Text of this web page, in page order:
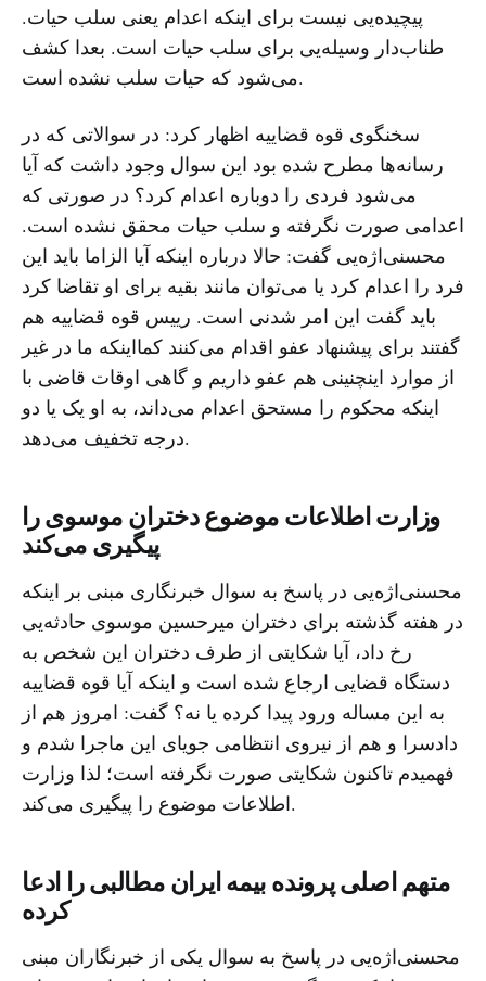
پیچیده‌یی نیست برای اینکه اعدام یعنی سلب حیات.
طناب‌دار وسیله‌یی برای سلب حیات است. بعدا کشف
می‌شود که حیات سلب نشده است.
سخنگوی قوه قضاییه اظهار کرد: در سوالاتی که در
رسانه‌ها مطرح شده بود این سوال وجود داشت که آیا
می‌شود فردی را دوباره اعدام کرد؟ در صورتی که
اعدامی صورت نگرفته و سلب حیات محقق نشده است.
محسنی‌اژه‌یی گفت: حالا درباره اینکه آیا الزاما باید این
فرد را اعدام کرد یا می‌توان مانند بقیه برای او تقاضا کرد
باید گفت این امر شدنی است. رییس قوه قضاییه هم
گفتند برای پیشنهاد عفو اقدام می‌کنند کمااینکه ما در غیر
از موارد اینچنینی هم عفو داریم و گاهی اوقات قاضی با
اینکه محکوم را مستحق اعدام می‌داند، به او یک یا دو
درجه تخفیف می‌دهد.
وزارت اطلاعات موضوع دختران موسوی را
پیگیری می‌کند
محسنی‌اژه‌یی در پاسخ به سوال خبرنگاری مبنی بر اینکه
در هفته گذشته برای دختران میرحسین موسوی حادثه‌یی
رخ داد، آیا شکایتی از طرف دختران این شخص به
دستگاه قضایی ارجاع شده است و اینکه آیا قوه قضاییه
به این مساله ورود پیدا کرده یا نه؟ گفت: امروز هم از
دادسرا و هم از نیروی انتظامی جویای این ماجرا شدم و
فهمیدم تاکنون شکایتی صورت نگرفته است؛ لذا وزارت
اطلاعات موضوع را پیگیری می‌کند.
متهم اصلی پرونده بیمه ایران مطالبی را ادعا
کرده
محسنی‌اژه‌یی در پاسخ به سوال یکی از خبرنگاران مبنی